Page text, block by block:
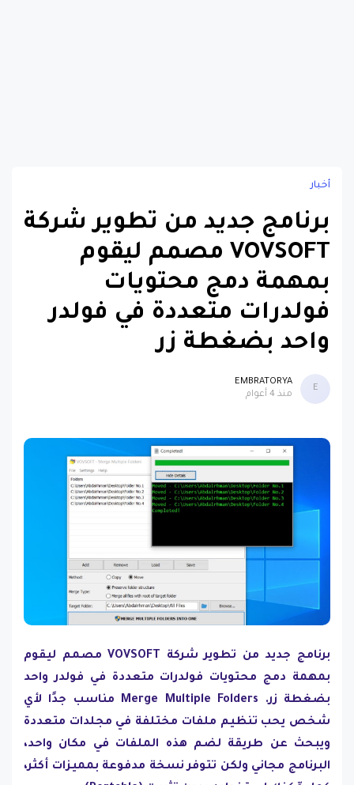
أخبار
برنامج جديد من تطوير شركة
VOVSOFT مصمم ليقوم
بمهمة دمج محتويات
فولدرات متعددة في فولدر
واحد بضغطة زر
E
EMBRATORYA
منذ 4 أعوام
برنامج جديد من تطوير شركة VOVSOFT مصمم ليقوم
بمهمة دمج محتويات فولدرات متعددة في فولدر واحد
بضغطة زر. Merge Multiple Folders مناسب جدًا لأي
شخص يحب تنظيم ملفات مختلفة في مجلدات متعددة
ويبحث عن طريقة لضم هذه الملفات في مكان واحد،
البرنامج مجاني ولكن تتوفر نسخة مدفوعة بمميزات أكثر،